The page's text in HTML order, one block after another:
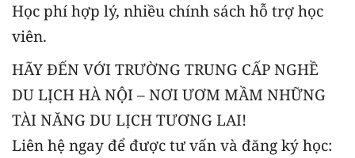
Học phí hợp lý, nhiều chính sách hỗ trợ học
viên.
HÃY ĐẾN VỚI TRƯỜNG TRUNG CẤP NGHỀ
DU LỊCH HÀ NỘI – NƠI ƯƠM MẦM NHỮNG
TÀI NĂNG DU LỊCH TƯƠNG LAI!
Liên hệ ngay để được tư vấn và đăng ký học: